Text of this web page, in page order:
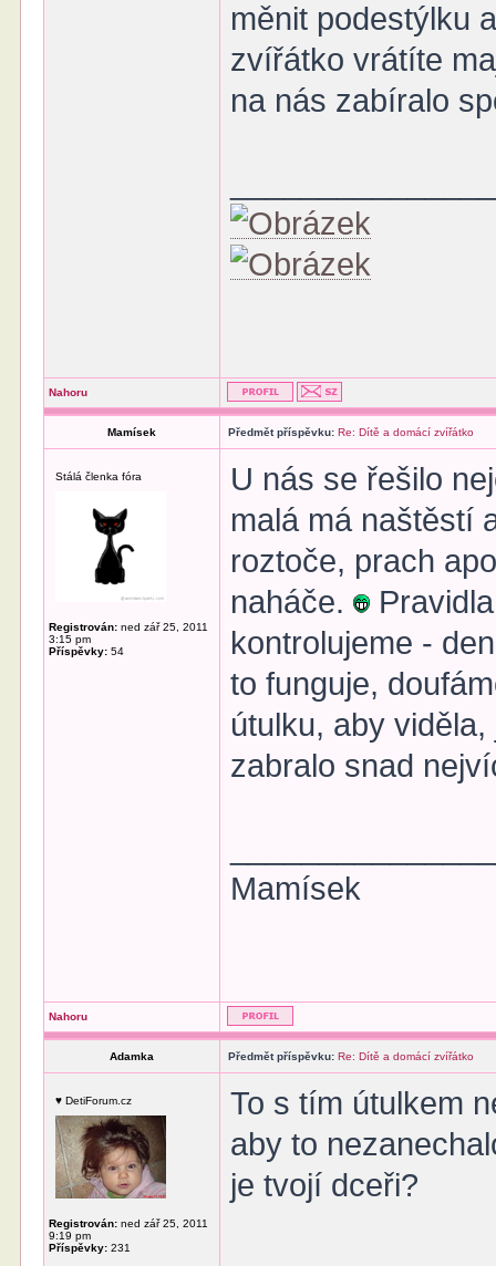
měnit podestýlku
zvířátko vrátíte
na nás zabíralo
Nahoru
Mamísek Předmět příspěvku: Re: Dítě a domácí zvířátko
Stálá členka fóra
Registrován: ned zář 25, 2011
3:15 pm
Příspěvky: 54
U nás se řešilo
malá má naštěstí
roztoče, prach
naháče.
kontrolujeme -
to funguje,
útulku, aby
zabralo snad
Mamísek
Nahoru
Adamka Předmět příspěvku: Re: Dítě a domácí zvířátko
♥ DetiForum.cz
Registrován: ned zář 25, 2011
9:19 pm
Příspěvky: 231
To s tím útulkem
aby to
je tvojí dceři?